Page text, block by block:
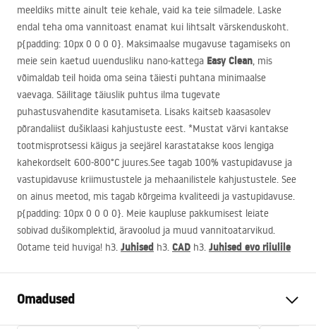
meeldiks mitte ainult teie kehale, vaid ka teie silmadele. Laske
endal teha oma vannitoast enamat kui lihtsalt värskenduskoht.
p{padding: 10px 0 0 0 0}. Maksimaalse mugavuse tagamiseks on
meie sein kaetud uuendusliku nano-kattega Easy Clean, mis
võimaldab teil hoida oma seina täiesti puhtana minimaalse
vaevaga. Säilitage täiuslik puhtus ilma tugevate
puhastusvahendite kasutamiseta. Lisaks kaitseb kaasasolev
põrandaliist dušiklaasi kahjustuste eest. *Mustat värvi kantakse
tootmisprotsessi käigus ja seejärel karastatakse koos lengiga
kahekordselt 600-800°C juures.See tagab 100% vastupidavuse ja
vastupidavuse kriimustustele ja mehaanilistele kahjustustele. See
on ainus meetod, mis tagab kõrgeima kvaliteedi ja vastupidavuse.
p{padding: 10px 0 0 0 0}. Meie kaupluse pakkumisest leiate
sobivad dušikomplektid, äravoolud ja muud vannitoatarvikud.
Ootame teid huviga! h3. Juhised h3. CAD h3. Juhised evo riiulile
Omadused